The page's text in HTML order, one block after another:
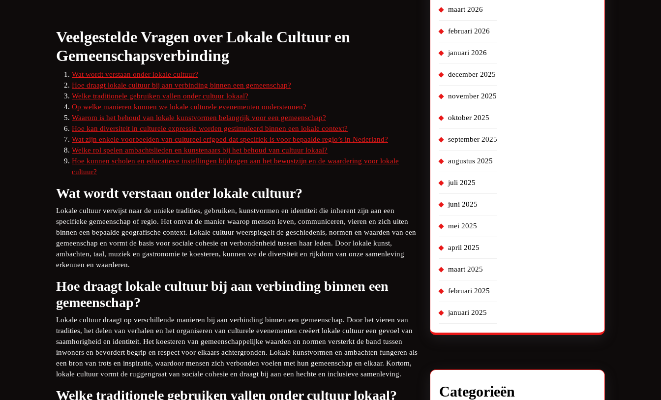
Veelgestelde Vragen over Lokale Cultuur en
Gemeenschapsverbinding
Wat wordt verstaan onder lokale cultuur?
Hoe draagt lokale cultuur bij aan verbinding binnen een gemeenschap?
Welke traditionele gebruiken vallen onder cultuur lokaal?
Op welke manieren kunnen we lokale culturele evenementen ondersteunen?
Waarom is het behoud van lokale kunstvormen belangrijk voor een gemeenschap?
Hoe kan diversiteit in culturele expressie worden gestimuleerd binnen een lokale context?
Wat zijn enkele voorbeelden van cultureel erfgoed dat specifiek is voor bepaalde regio’s in Nederland?
Welke rol spelen ambachtslieden en kunstenaars bij het behoud van cultuur lokaal?
Hoe kunnen scholen en educatieve instellingen bijdragen aan het bewustzijn en de waardering voor lokale
cultuur?
Wat wordt verstaan onder lokale cultuur?
Lokale cultuur verwijst naar de unieke tradities, gebruiken, kunstvormen en identiteit die inherent zijn aan een
specifieke gemeenschap of regio. Het omvat de manier waarop mensen leven, communiceren, vieren en zich uiten
binnen een bepaalde geografische context. Lokale cultuur weerspiegelt de geschiedenis, normen en waarden van een
gemeenschap en vormt de basis voor sociale cohesie en verbondenheid tussen haar leden. Door lokale kunst,
ambachten, taal, muziek en gastronomie te koesteren, kunnen we de diversiteit en rijkdom van onze samenleving
erkennen en waarderen.
Hoe draagt lokale cultuur bij aan verbinding binnen een
gemeenschap?
Lokale cultuur draagt op verschillende manieren bij aan verbinding binnen een gemeenschap. Door het vieren van
tradities, het delen van verhalen en het organiseren van culturele evenementen creëert lokale cultuur een gevoel van
saamhorigheid en identiteit. Het koesteren van gemeenschappelijke waarden en normen versterkt de band tussen
inwoners en bevordert begrip en respect voor elkaars achtergronden. Lokale kunstvormen en ambachten fungeren als
een bron van trots en inspiratie, waardoor mensen zich verbonden voelen met hun gemeenschap en elkaar. Kortom,
lokale cultuur vormt de ruggengraat van sociale cohesie en draagt bij aan een hechte en inclusieve samenleving.
Welke traditionele gebruiken vallen onder cultuur lokaal?
maart 2026
februari 2026
januari 2026
december 2025
november 2025
oktober 2025
september 2025
augustus 2025
juli 2025
juni 2025
mei 2025
april 2025
maart 2025
februari 2025
januari 2025
Categorieën